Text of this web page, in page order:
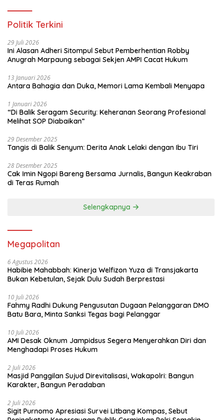
Politik Terkini
29 Juli 2026
Ini Alasan Adheri Sitompul Sebut Pemberhentian Robby
Anugrah Marpaung sebagai Sekjen AMPI Cacat Hukum
13 Januari 2026
Antara Bahagia dan Duka, Memori Lama Kembali Menyapa
1 Januari 2026
“Di Balik Seragam Security: Keheranan Seorang Profesional
Melihat SOP Diabaikan”
29 Desember 2025
Tangis di Balik Senyum: Derita Anak Lelaki dengan Ibu Tiri
28 Desember 2025
Cak Imin Ngopi Bareng Bersama Jurnalis, Bangun Keakraban
di Teras Rumah
Selengkapnya
Megapolitan
6 Agustus 2026
Habibie Mahabbah: Kinerja Welfizon Yuza di Transjakarta
Bukan Kebetulan, Sejak Dulu Sudah Berprestasi
10 Juli 2026
Fahmy Radhi Dukung Pengusutan Dugaan Pelanggaran DMO
Batu Bara, Minta Sanksi Tegas bagi Pelanggar
10 Juli 2026
AMI Desak Oknum Jampidsus Segera Menyerahkan Diri dan
Menghadapi Proses Hukum
2 Juli 2026
Masjid Panggilan Sujud Direvitalisasi, Wakapolri: Bangun
Karakter, Bangun Peradaban
2 Juli 2026
Sigit Purnomo Apresiasi Survei Litbang Kompas, Sebut